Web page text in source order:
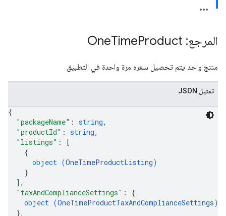
المرجع: One TimeProduct
منتج واحد يتم تحصيل سعره مرة واحدة في التطبيق
تمثيل JSON
{
"packageName" : string,
"productId" : string,
"listings" :
[
{
object (OneTimeProductListing)
}
] ,
"taxAndComplianceSettings" : {
object (OneTimeProductTaxAndComplianceSettings)
},